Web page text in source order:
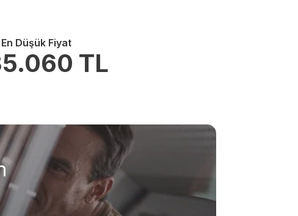
Düşük Fiyat
TL